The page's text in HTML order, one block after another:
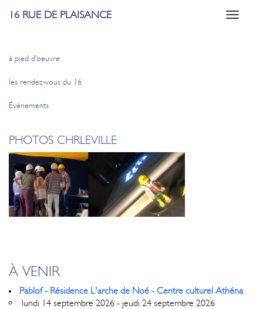
Toggle
16 RUE DE PLAISANCE
à pied d’oeuvre
les rendez-vous du 16
Événements
PHOTOS CHRLEVILLE
À VENIR
Pablof - Résidence L'arche de Noé - Centre culturel Athéna
lundi 14 septembre 2026 - jeudi 24 septembre 2026